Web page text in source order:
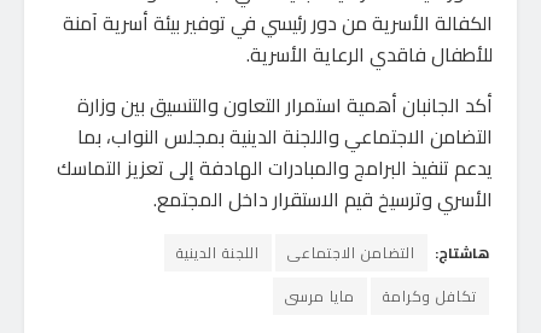
الكفالة الأسرية من دور رئيسي في توفير بيئة أسرية آمنة
للأطفال فاقدي الرعاية الأسرية.
أكد الجانبان أهمية استمرار التعاون والتنسيق بين وزارة
التضامن الاجتماعي واللجنة الدينية بمجلس النواب، بما
يدعم تنفيذ البرامج والمبادرات الهادفة إلى تعزيز التماسك
الأسري وترسيخ قيم الاستقرار داخل المجتمع.
هاشتاج: التضامن الاجتماعى
اللجنة الدينية
تكافل وكرامة
مايا مرسى